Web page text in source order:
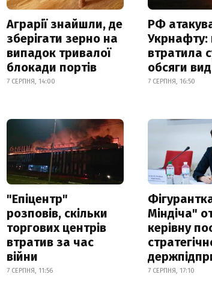
Аграрії знайшли, де
зберігати зерно на
випадок тривалої
блокади портів
7 СЕРПНЯ, 14:00
РФ
Укрнафту:
втратила
обсяги
7 СЕРПНЯ, 16:50
"Епіцентр"
розповів, скільки
торгових центрів
втратив за час
війни
7 СЕРПНЯ, 11:56
Міндіча"
керівну
7 СЕРПНЯ, 17:10